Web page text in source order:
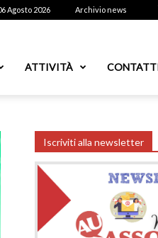
Agosto 2026 Archivio news
ATTIVITÀ
Iscriviti alla newsletter